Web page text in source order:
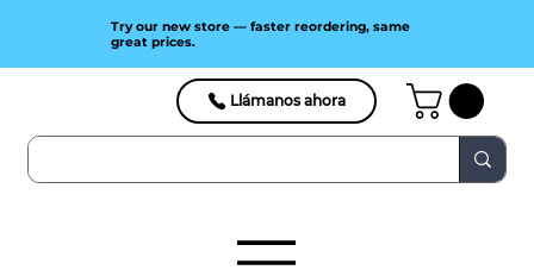
Llámanos ahora
Try our new store — faster reordering, same
great prices.